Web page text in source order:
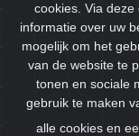
© 2026
cookies. Via
informatie over uw
mogelijk om het
van de website te
tonen en sociale
gebruik te maken
alle cookies en